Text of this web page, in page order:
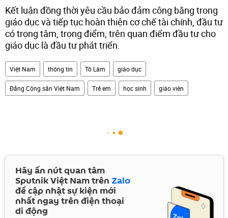
Kết luận đồng thời yêu cầu bảo đảm công bằng trong
giáo dục và tiếp tục hoàn thiện cơ chế tài chính, đầu tư
có trọng tâm, trọng điểm, trên quan điểm đầu tư cho
giáo dục là đầu tư phát triển.
Việt Nam thông tin Tô Lâm giáo dục
Đảng Cộng sản Việt Nam Trẻ em học sinh giáo viên
Hãy ấn nút quan tâm
Sputnik Việt Nam trên Zalo
để cập nhật sự kiện mới
nhất ngay trên điện thoại
di động